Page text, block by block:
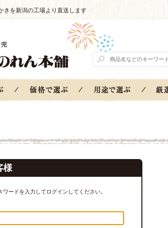
きを新潟の工場より直送します
様
ワードを入力してログインしてください。